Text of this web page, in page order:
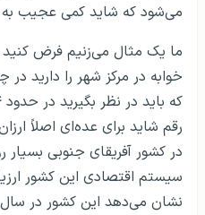
می‌شود که شاید کمی عجیب به
ما یک مثال می‌زنیم فرض
خوابه در مرکز شهر را دارید
رقم شاید برای عده‌ای اصلاً
در کشور آفریقای جنوبی
سیستم اقتصادی این کشور
نشان می‌دهد این کشور در